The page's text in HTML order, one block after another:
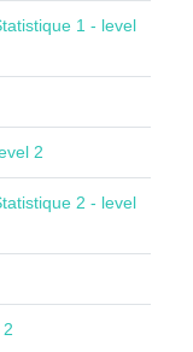
1 - level
2
2 - level